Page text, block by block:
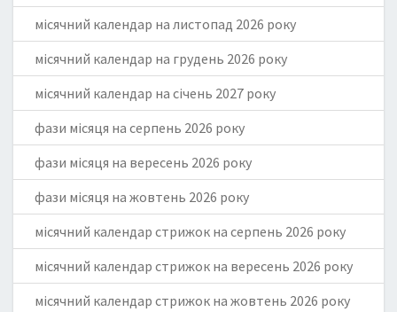
місячний календар на листопад 2026 року
місячний календар на грудень 2026 року
місячний календар на січень 2027 року
фази місяця на серпень 2026 року
фази місяця на вересень 2026 року
фази місяця на жовтень 2026 року
місячний календар стрижок на серпень 2026 року
місячний календар стрижок на вересень 2026 року
місячний календар стрижок на жовтень 2026 року